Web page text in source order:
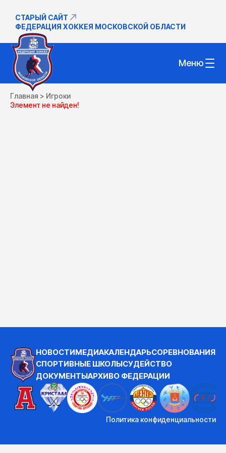
СТАРЫЙ САЙТ
ФЕДЕРАЦИЯ ХОККЕЯ МОСКОВСКОЙ ОБЛАСТИ
Меню
Главная > Игроки
Элемент не найден!
НОВОСТИМЕДИАКАЛЕНДАРЬСОРЕВНОВАНИЯ
СПОРТИВНЫЕ ШКОЛЫСУДЕЙСТВО
ДОКУМЕНТЫАРХИВО ФЕДЕРАЦИИ
Политика конфиденциальности